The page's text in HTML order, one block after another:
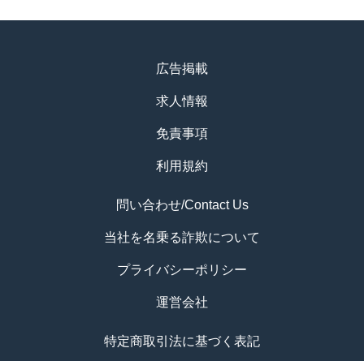
広告掲載
求人情報
免責事項
利用規約
問い合わせ/Contact Us
当社を名乗る詐欺について
プライバシーポリシー
運営会社
特定商取引法に基づく表記